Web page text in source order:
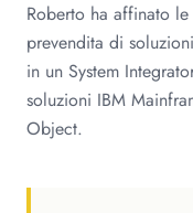
Roberto ha affinato
prevendita di
in un System
soluzioni IBM
Object.